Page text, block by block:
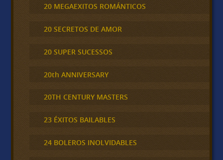
20 MEGAEXITOS ROMÁNTICOS
20 SECRETOS DE AMOR
20 SUPER SUCESSOS
20th ANNIVERSARY
20TH CENTURY MASTERS
23 ÉXITOS BAILABLES
24 BOLEROS INOLVIDABLES